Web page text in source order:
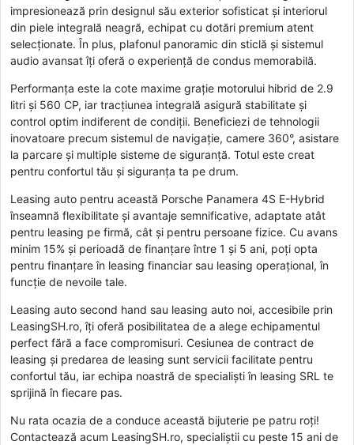
impresionează prin designul său exterior sofisticat și interiorul
din piele integrală neagră, echipat cu dotări premium atent
selecționate. În plus, plafonul panoramic din sticlă și sistemul
audio avansat îți oferă o experiență de condus memorabilă.
Performanța este la cote maxime grație motorului hibrid de 2.9
litri și 560 CP, iar tracțiunea integrală asigură stabilitate și
control optim indiferent de condiții. Beneficiezi de tehnologii
inovatoare precum sistemul de navigație, camere 360°, asistare
la parcare și multiple sisteme de siguranță. Totul este creat
pentru confortul tău și siguranța ta pe drum.
Leasing auto pentru această Porsche Panamera 4S E-Hybrid
înseamnă flexibilitate și avantaje semnificative, adaptate atât
pentru leasing pe firmă, cât și pentru persoane fizice. Cu avans
minim 15% și perioadă de finanțare între 1 și 5 ani, poți opta
pentru finanțare în leasing financiar sau leasing operațional, în
funcție de nevoile tale.
Leasing auto second hand sau leasing auto noi, accesibile prin
LeasingSH.ro, îți oferă posibilitatea de a alege echipamentul
perfect fără a face compromisuri. Cesiunea de contract de
leasing și predarea de leasing sunt servicii facilitate pentru
confortul tău, iar echipa noastră de specialiști în leasing SRL te
sprijină în fiecare pas.
Nu rata ocazia de a conduce această bijuterie pe patru roți!
Contactează acum LeasingSH.ro, specialiștii cu peste 15 ani de